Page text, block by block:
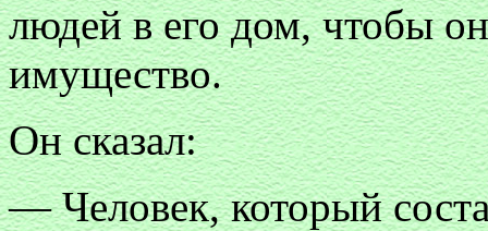
людей в его дом, чтобы
имущество.
Он сказал:
— Человек, который